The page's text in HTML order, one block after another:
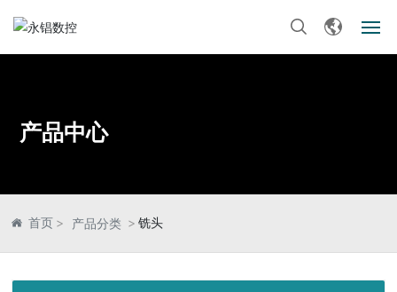
关于我们
新闻资讯
产品中心
首页 产品分类 铣头